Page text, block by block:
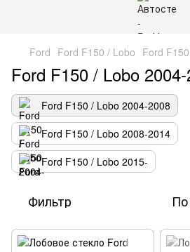
Ford Ford F150 / Lobo Ford
Ford F150 / Lobo
Ford F150 / Lobo 2004-2008
Ford F150 / Lobo 2008-2014
Ford F150 / Lobo 2015-
Фильтр